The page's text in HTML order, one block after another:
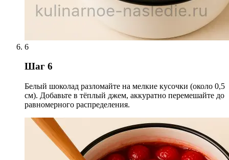
6
Шаг 6
Белый шоколад разломайте на мелкие кусочки (около 0,5
см). Добавьте в тёплый джем, аккуратно перемешайте до
равномерного распределения.